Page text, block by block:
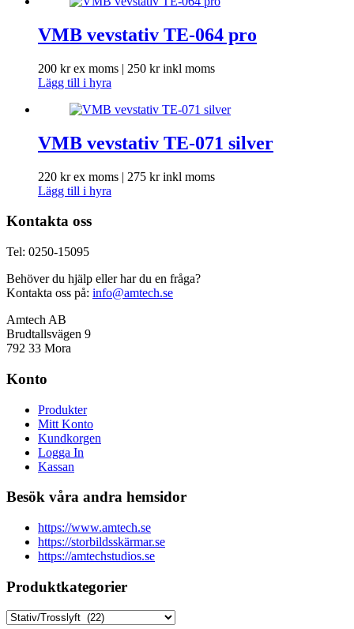
VMB vevstativ TE-064 pro
200 krex moms | 250 krinkl moms
Lägg till i hyra
VMB vevstativ TE-071 silver
220 krex moms | 275 krinkl moms
Lägg till i hyra
Kontakta oss
Tel: 0250-15095
Behöver du hjälp eller har du en fråga?
Kontakta oss på: info@amtech.se
Amtech AB
Brudtallsvägen 9
792 33 Mora
Konto
Produkter
Mitt Konto
Kundkorgen
Logga In
Kassan
Besök våra andra hemsidor
https://www.amtech.se
https://storbildsskärmar.se
https://amtechstudios.se
Produktkategorier